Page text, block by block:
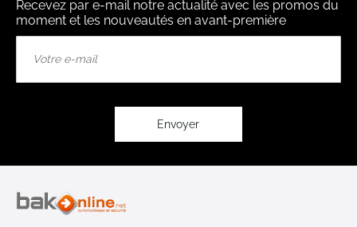
Recevez par e-mail notre actualité avec les promos du
moment et les nouveautés en avant-première
Envoyer